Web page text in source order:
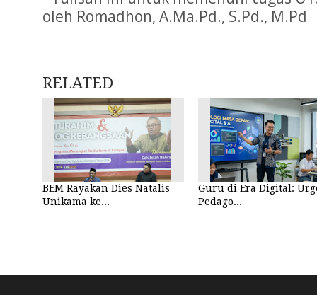
oleh Romadhon, A.Ma.Pd., S.Pd., M.Pd
RELATED
BEM Rayakan Dies Natalis
Unikama ke...
Guru di Era Digital:
Pedago...